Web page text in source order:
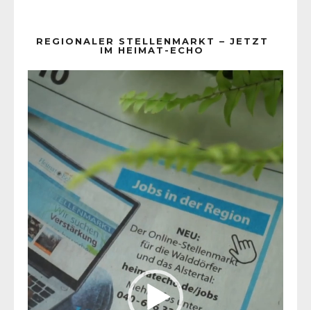
REGIONALER STELLENMARKT – JETZT
IM HEIMAT-ECHO
Player